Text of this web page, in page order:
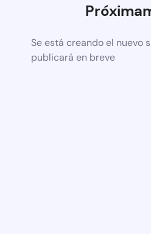
Se está creando el nuevo
publicará en breve